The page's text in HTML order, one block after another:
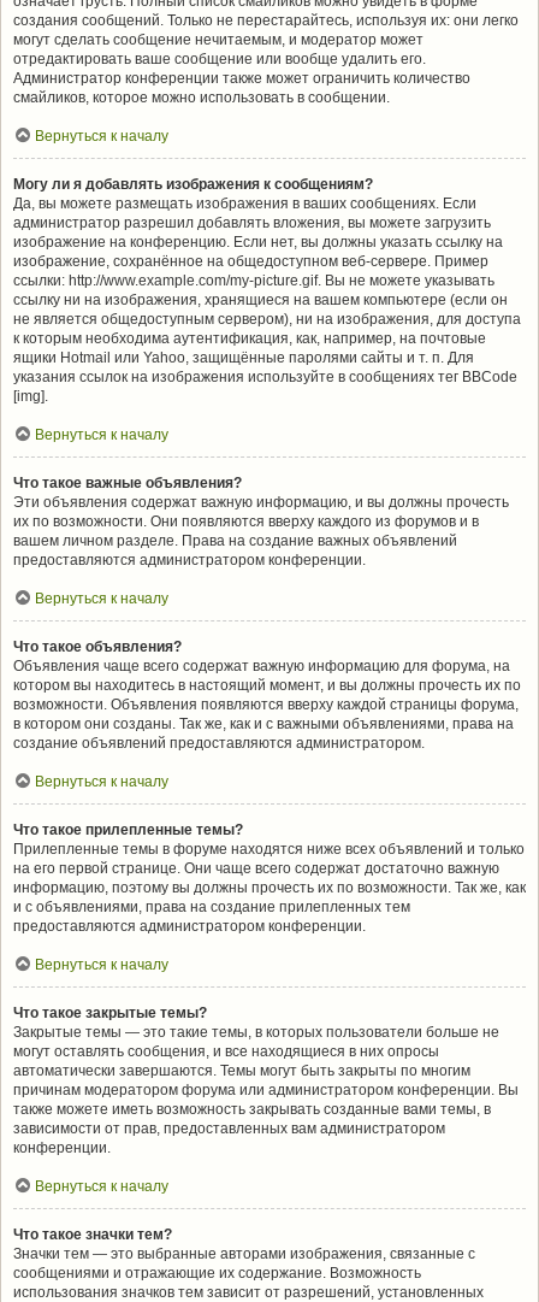
создания сообщений. Только не перестарайтесь, используя их: они легко
могут сделать сообщение нечитаемым, и модератор может
отредактировать ваше сообщение или вообще удалить его.
Администратор конференции также может ограничить количество
смайликов, которое можно использовать в сообщении.
Вернуться к началу
Могу ли я добавлять изображения к сообщениям?
Да, вы можете размещать изображения в ваших сообщениях. Если
администратор разрешил добавлять вложения, вы можете загрузить
изображение на конференцию. Если нет, вы должны указать ссылку на
изображение, сохранённое на общедоступном веб-сервере. Пример
ссылки: http://www.example.com/my-picture.gif. Вы не можете указывать
ссылку ни на изображения, хранящиеся на вашем компьютере (если он
не является общедоступным сервером), ни на изображения, для доступа
к которым необходима аутентификация, как, например, на почтовые
ящики Hotmail или Yahoo, защищённые паролями сайты и т. п. Для
указания ссылок на изображения используйте в сообщениях тег BBCode
[img].
Вернуться к началу
Что такое важные объявления?
Эти объявления содержат важную информацию, и вы должны прочесть
их по возможности. Они появляются вверху каждого из форумов и в
вашем личном разделе. Права на создание важных объявлений
предоставляются администратором конференции.
Вернуться к началу
Что такое объявления?
Объявления чаще всего содержат важную информацию для форума, на
котором вы находитесь в настоящий момент, и вы должны прочесть их по
возможности. Объявления появляются вверху каждой страницы форума,
в котором они созданы. Так же, как и с важными объявлениями, права на
создание объявлений предоставляются администратором.
Вернуться к началу
Что такое прилепленные темы?
Прилепленные темы в форуме находятся ниже всех объявлений и только
на его первой странице. Они чаще всего содержат достаточно важную
информацию, поэтому вы должны прочесть их по возможности. Так же, как
и с объявлениями, права на создание прилепленных тем
предоставляются администратором конференции.
Вернуться к началу
Что такое закрытые темы?
Закрытые темы — это такие темы, в которых пользователи больше не
могут оставлять сообщения, и все находящиеся в них опросы
автоматически завершаются. Темы могут быть закрыты по многим
причинам модератором форума или администратором конференции. Вы
также можете иметь возможность закрывать созданные вами темы, в
зависимости от прав, предоставленных вам администратором
конференции.
Вернуться к началу
Что такое значки тем?
Значки тем — это выбранные авторами изображения, связанные с
сообщениями и отражающие их содержание. Возможность
использования значков тем зависит от разрешений, установленных